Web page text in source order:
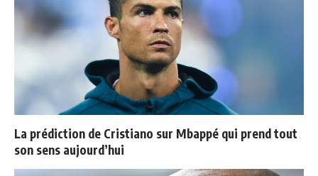
La prédiction de Cristiano sur Mbappé qui prend tout
son sens aujourd’hui